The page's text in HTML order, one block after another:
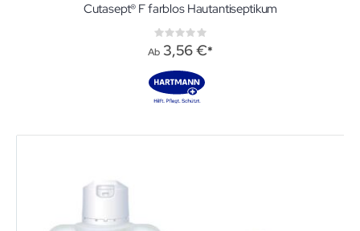
Cutasept® F farblos Hautantiseptikum
Rating:
0%
Ab 3,56 €